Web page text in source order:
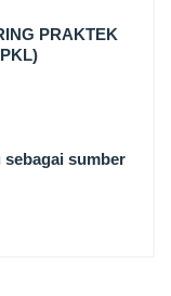
PRAKTEK
sebagai sumber